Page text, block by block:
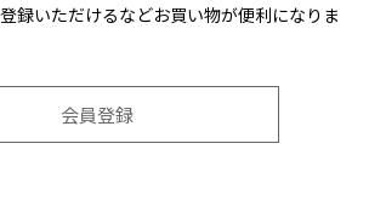
録いただけるなどお買い物が便利になりま
会員登録